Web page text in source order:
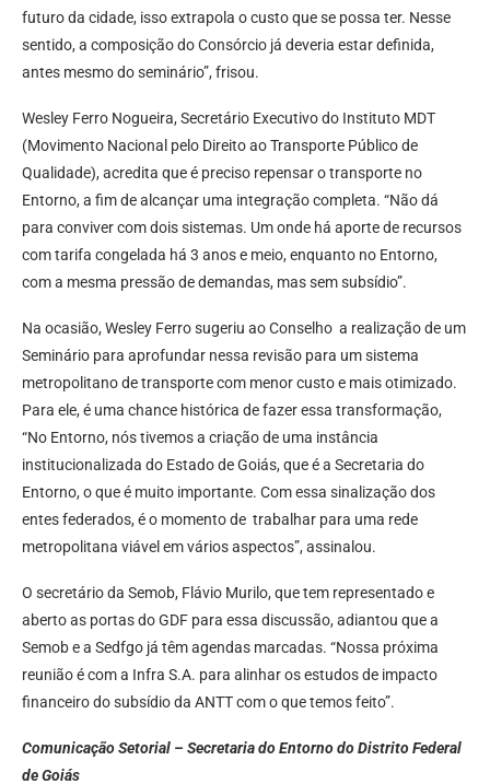
futuro da cidade, isso extrapola o custo que se possa ter. Nesse
sentido, a composição do Consórcio já deveria estar definida,
antes mesmo do seminário”, frisou.
Wesley Ferro Nogueira, Secretário Executivo do Instituto MDT
(Movimento Nacional pelo Direito ao Transporte Público de
Qualidade), acredita que é preciso repensar o transporte no
Entorno, a fim de alcançar uma integração completa. “Não dá
para conviver com dois sistemas. Um onde há aporte de recursos
com tarifa congelada há 3 anos e meio, enquanto no Entorno,
com a mesma pressão de demandas, mas sem subsídio”.
Na ocasião, Wesley Ferro sugeriu ao Conselho a realização de um
Seminário para aprofundar nessa revisão para um sistema
metropolitano de transporte com menor custo e mais otimizado.
Para ele, é uma chance histórica de fazer essa transformação,
“No Entorno, nós tivemos a criação de uma instância
institucionalizada do Estado de Goiás, que é a Secretaria do
Entorno, o que é muito importante. Com essa sinalização dos
entes federados, é o momento de trabalhar para uma rede
metropolitana viável em vários aspectos”, assinalou.
O secretário da Semob, Flávio Murilo, que tem representado e
aberto as portas do GDF para essa discussão, adiantou que a
Semob e a Sedfgo já têm agendas marcadas. “Nossa próxima
reunião é com a Infra S.A. para alinhar os estudos de impacto
financeiro do subsídio da ANTT com o que temos feito”.
Comunicação Setorial – Secretaria do Entorno do Distrito Federal
de Goiás